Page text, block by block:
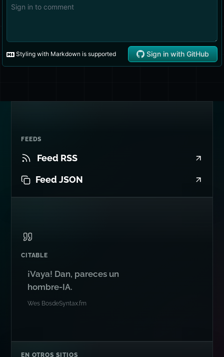
FEEDS
Feed RSS
Feed JSON
CITABLE
¡Vaya! Dan, pareces un
hombre-IA.
Wes BosdeSyntax.fm
EN OTROS SITIOS